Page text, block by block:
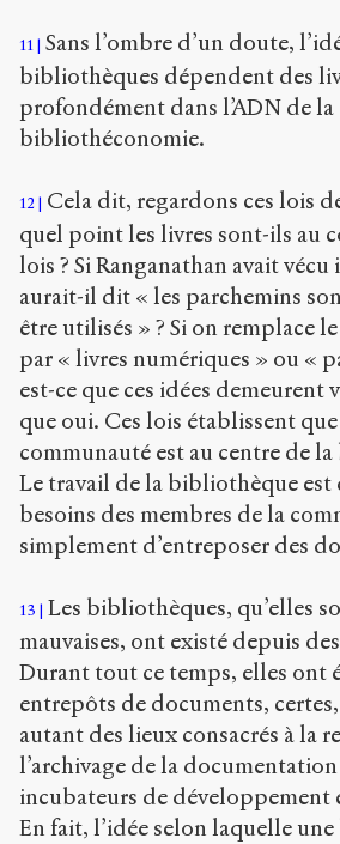
11 Sans l’ombre d’un doute,
bibliothèques dépendent des
profondément dans l’ADN de la
bibliothéconomie.
12
Cela dit, regardons ces lois
quel point les livres sont-ils au
lois ? Si Ranganathan avait vécu
aurait-il dit « les parchemins
être utilisés » ? Si on remplace
par « livres numériques » ou «
est-ce que ces idées demeurent
que oui. Ces lois établissent
communauté est au centre de
Le travail de la bibliothèque est
besoins des membres de la
simplement d’entreposer des
13
Les bibliothèques, qu’elles
mauvaises, ont existé depuis
Durant tout ce temps, elles ont
entrepôts de documents,
autant des lieux consacrés à la
l’archivage de la documentation
incubateurs de développement
En fait, l’idée selon laquelle